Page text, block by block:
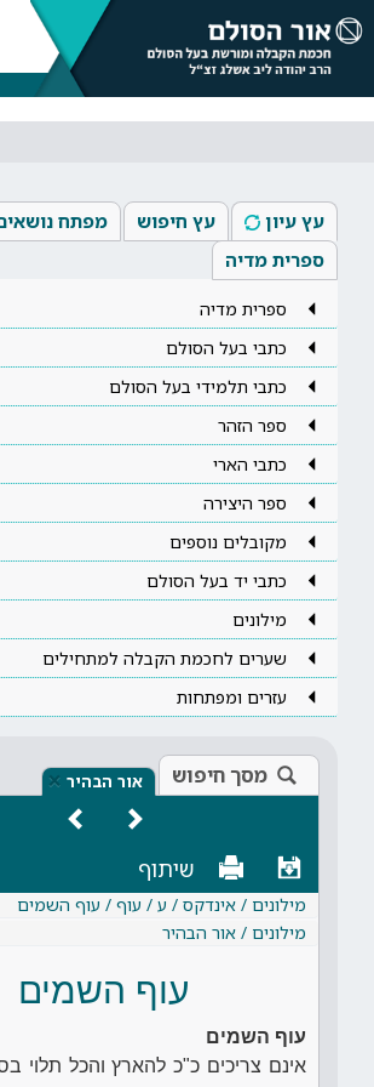
עץ עיון עץ חיפוש
מפתח
ספרית מדיה
ספרית מדיה
כתבי בעל הסולם
כתבי תלמידי בעל הסולם
ספר הזהר
כתבי הארי
ספר היצירה
מקובלים נוספים
כתבי יד בעל הסולם
מילונים
שערים לחכמת הקבלה למתחילים
עזרים ומפתחות
מסך חיפוש אור הבהיר ×
שיתוף
מילונים / אינדקס / ע / עוף / עוף השמים
מילונים / אור הבהיר
עוף השמים
עוף השמים
אינם צריכים כ"כ להארץ והכל תלוי